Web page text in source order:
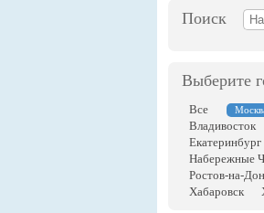
Поиск
Выберите
Все
Владивосток
Екатеринбург
Набережные
Ростов-на-
Хабаровск